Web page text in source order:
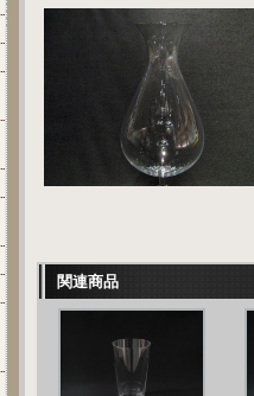
関連商品